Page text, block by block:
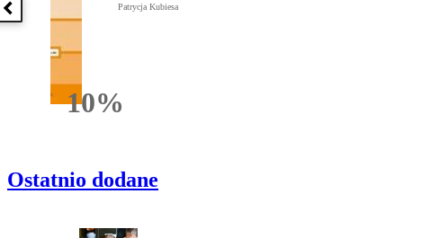
Poprzednia książka
10%Rabatu
Patrycja Kubiesa
Ostatnio dodane